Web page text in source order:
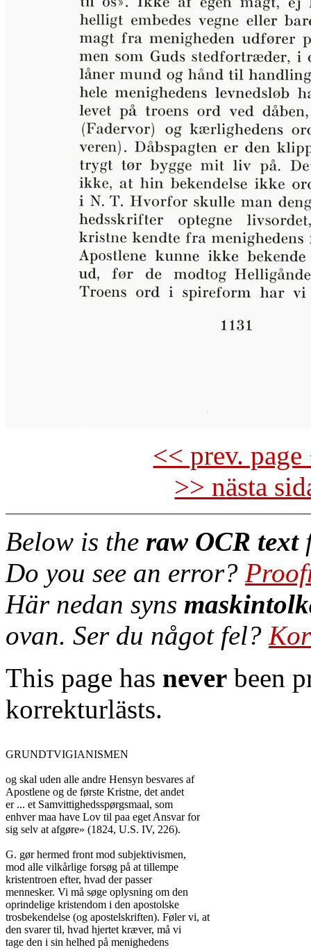
<< prev.
>> nästa
Below is the raw OCR text
Do you see an error?
Här nedan syns
ovan. Ser du något fel?
This page has never been
korrekturlästs.
GRUNDTVIGIANISMEN
og skal uden alle andre Hensyn besvares af
Apostlene og de første Kristne, det andet
er ... et Samvittighedsspørgsmaal, som
enhver maa have Lov til paa eget Ansvar for
sig selv at afgøre» (1824, U.S. IV, 226).
G. gør hermed front mod subjektivismen,
mod alle vilkårlige forsøg på at tillempe
kristentroen efter, hvad der passer
mennesker. Vi må søge oplysning om den
oprindelige kristendom i den apostolske
trosbekendelse (og apostelskriften). Føler vi, at
den svarer til, hvad hjertet kræver, må vi
tage den i sin helhed på menighedens